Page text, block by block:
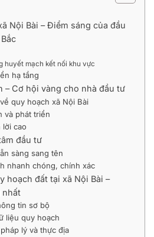
Nội Bài – Điểm sáng của đầu
huyết mạch kết nối khu vực
hạ tầng
– Cơ hội vàng cho nhà đầu tư
quy hoạch xã Nội Bài
và phát triển
lời cao
đầu tư
sàng sang tên
nhanh chóng, chính xác
hoạch đất tại xã Nội Bài –
nhất
tin sơ bộ
liệu quy hoạch
lý và thực địa